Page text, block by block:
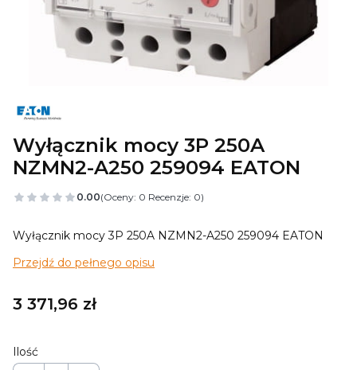
Wyłącznik mocy 3P 250A
NZMN2-A250 259094 EATON
0.00(Oceny: 0 Recenzje: 0)
Wyłącznik mocy 3P 250A NZMN2-A250 259094 EATON
Przejdź do pełnego opisu
Cena
3 371,96 zł
Ilość